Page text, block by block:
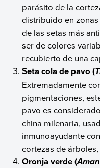
parásito de la
distribuido en
de las setas más
ser de colores
recubierto de una
Seta cola de pavo (
Extremadamente
pigmentaciones,
pavo es
china milenaria,
inmunoayudante
cortezas de
Oronja verde (